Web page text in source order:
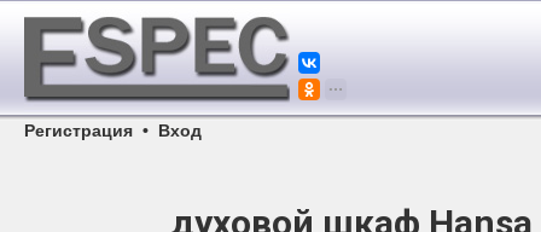
Регистрация • Вход
духовой шкаф Hansa